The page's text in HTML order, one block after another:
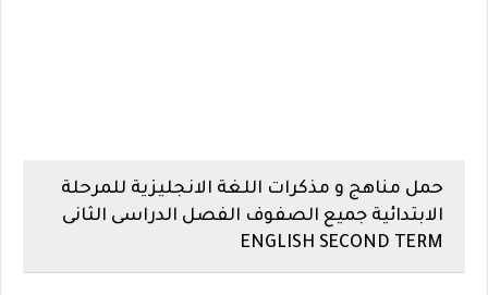
حمل مناهج و مذكرات اللغة الانجليزية للمرحلة
الابتدائية جميع الصفوف الفصل الدراسى الثانى
ENGLISH SECOND TERM